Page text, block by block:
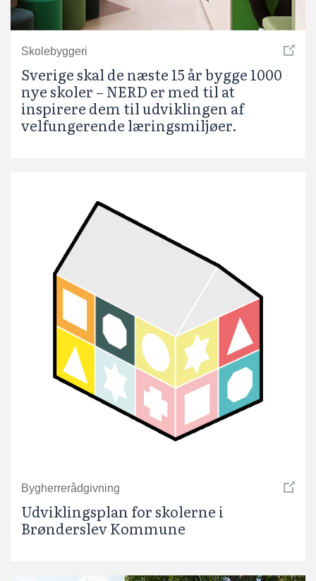
Skolebyggeri
Sverige skal de næste 15 år bygge 1000
nye skoler – NERD er med til at
inspirere dem til udviklingen af
velfungerende læringsmiljøer.
Bygherrerådgivning
Udviklingsplan for skolerne i
Brønderslev Kommune